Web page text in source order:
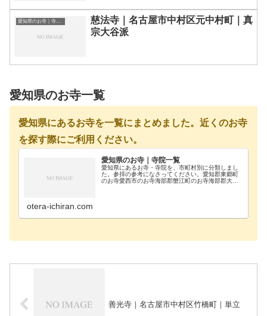
愛知県のお寺｜寺院一覧
慈法寺｜名古屋市中村区元中村町｜真
宗大谷派
愛知県のお寺一覧
愛知県にあるお寺を一覧にまとめました。近くのお寺
を探す際にご利用ください。
愛知県のお寺｜寺院一覧
愛知県にあるお寺・寺院を、市町村別に分類しまし
た。参拝の参考になさってください。愛知郡東郷町
のお寺愛西市のお寺海部郡蟹江町のお寺海部郡大治
otera-ichiran.com
善光寺｜名古屋市中村区竹橋町｜単立